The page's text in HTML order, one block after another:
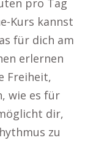
pro Tag
Kurs kannst
für dich am
erlernen
Freiheit,
wie es für
dir,
zu